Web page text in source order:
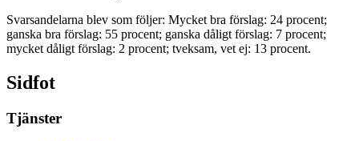
Svarsandelarna blev som följer: Mycket bra förslag: 24 procent;
ganska bra förslag: 55 procent; ganska dåligt förslag: 7 procent;
mycket dåligt förslag: 2 procent; tveksam, vet ej: 13 procent.
Sidfot
Tjänster